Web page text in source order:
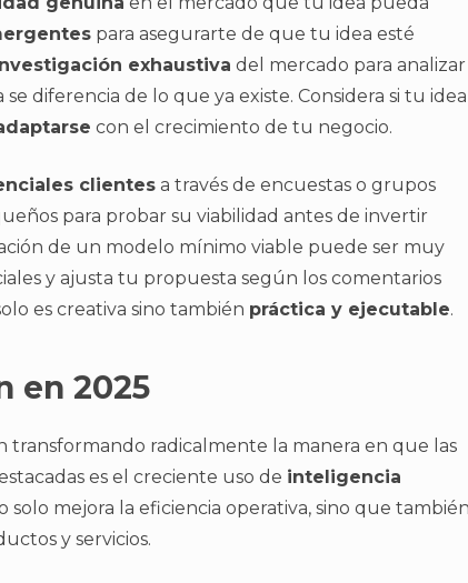
para asegurarte de que tu idea esté
exhaustiva del mercado para analizar
diferencia de lo que ya existe. Considera si tu idea
con el crecimiento de tu negocio.
clientes a través de encuestas o grupos
para probar su viabilidad antes de invertir
de un modelo mínimo viable puede ser muy
y ajusta tu propuesta según los comentarios
es creativa sino también práctica y ejecutable.
en 2025
transformando radicalmente la manera en que las
es el creciente uso de inteligencia
solo mejora la eficiencia operativa, sino que
y servicios.